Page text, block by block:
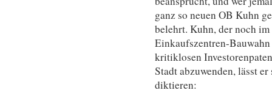
ganz so neuen OB Kuhn
belehrt. Kuhn, der noch
Einkaufszentren-
kritiklosen
Stadt abzuwenden, lässt
diktieren: